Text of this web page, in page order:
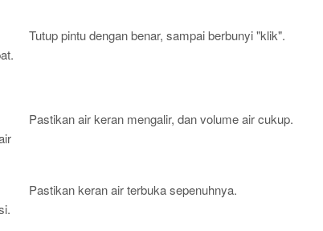
Tutup pintu dengan benar, sampai berbunyi "klik".
Pastikan air keran mengalir, dan volume air cukup.
Pastikan keran air terbuka sepenuhnya.